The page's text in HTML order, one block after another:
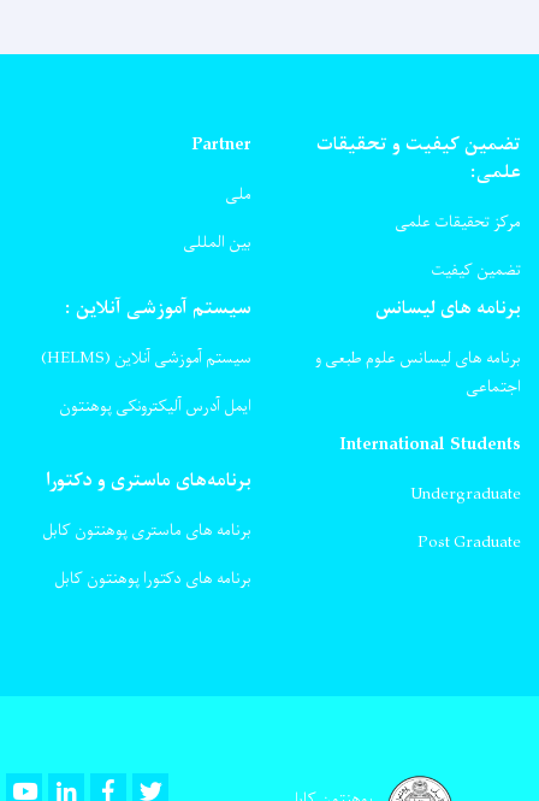
تضمین کیفیت و تحقیقات
علمی:
مرکز تحقیقات علمی
تضمین کیفیت
Partner
ملی
بین المللی
برنامه های لیسانس
برنامه های لیسانس علوم طبعی و
اجتماعی
سیستم آموزشی آنلاین :
سیستم آموزشی آنلاین (HELMS)
ایمل آدرس آلیکترونکی پوهنتون
International Students
Undergraduate
Post Graduate
برنامه‌های ماستری و دکتورا
برنامه های ماستری پوهنتون کابل
برنامه های دکتورا پوهنتون کابل
YoutubeLinkedInFacebook